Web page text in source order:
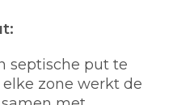
septische put te
zone werkt de